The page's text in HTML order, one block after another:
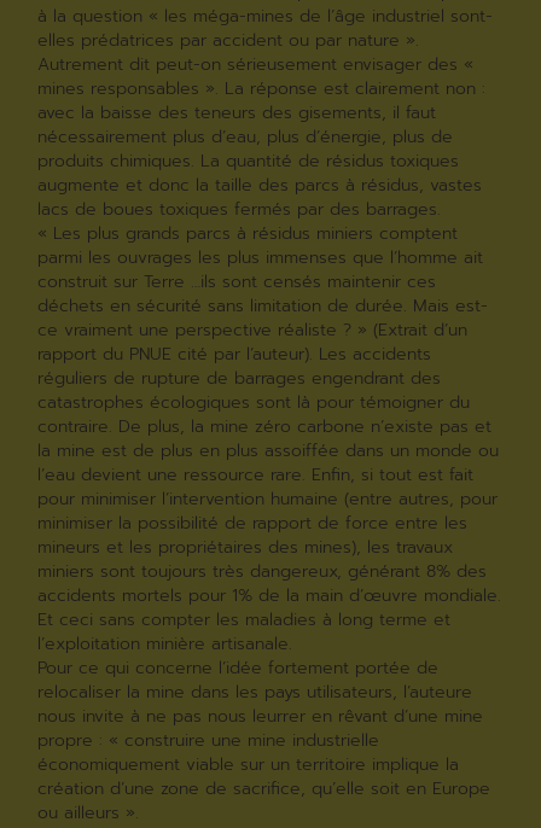
à la question « les méga-mines de l’âge industriel sont-
elles prédatrices par accident ou par nature ».
Autrement dit peut-on sérieusement envisager des «
mines responsables ». La réponse est clairement non :
avec la baisse des teneurs des gisements, il faut
nécessairement plus d’eau, plus d’énergie, plus de
produits chimiques. La quantité de résidus toxiques
augmente et donc la taille des parcs à résidus, vastes
lacs de boues toxiques fermés par des barrages.
« Les plus grands parcs à résidus miniers comptent
parmi les ouvrages les plus immenses que l’homme ait
construit sur Terre …ils sont censés maintenir ces
déchets en sécurité sans limitation de durée. Mais est-
ce vraiment une perspective réaliste ? » (Extrait d’un
rapport du PNUE cité par l’auteur). Les accidents
réguliers de rupture de barrages engendrant des
catastrophes écologiques sont là pour témoigner du
contraire. De plus, la mine zéro carbone n’existe pas et
la mine est de plus en plus assoiffée dans un monde ou
l’eau devient une ressource rare. Enfin, si tout est fait
pour minimiser l’intervention humaine (entre autres, pour
minimiser la possibilité de rapport de force entre les
mineurs et les propriétaires des mines), les travaux
miniers sont toujours très dangereux, générant 8% des
accidents mortels pour 1% de la main d’œuvre mondiale.
Et ceci sans compter les maladies à long terme et
l’exploitation minière artisanale.
Pour ce qui concerne l’idée fortement portée de
relocaliser la mine dans les pays utilisateurs, l’auteure
nous invite à ne pas nous leurrer en rêvant d’une mine
propre : « construire une mine industrielle
économiquement viable sur un territoire implique la
création d’une zone de sacrifice, qu’elle soit en Europe
ou ailleurs ».